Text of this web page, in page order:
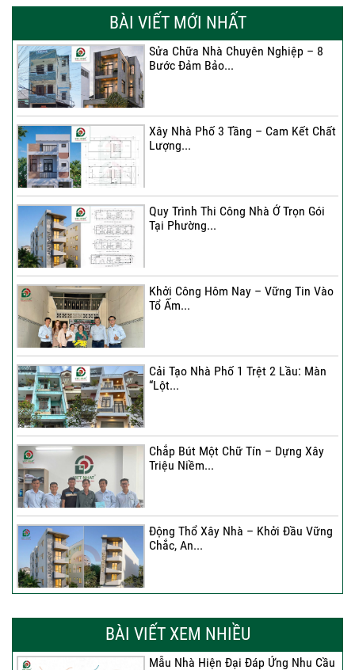
BÀI VIẾT MỚI NHẤT
Sửa Chữa Nhà Chuyên Nghiệp – 8
Bước Đảm Bảo...
Xây Nhà Phố 3 Tầng – Cam Kết Chất
Lượng...
Quy Trình Thi Công Nhà Ở Trọn Gói
Tại Phường...
Khởi Công Hôm Nay – Vững Tin Vào
Tổ Ấm...
Cải Tạo Nhà Phố 1 Trệt 2 Lầu: Màn
“Lột...
Chắp Bút Một Chữ Tín – Dựng Xây
Triệu Niềm...
Động Thổ Xây Nhà – Khởi Đầu Vững
Chắc, An...
Chắc Cho...
BÀI VIẾT XEM NHIỀU
Mẫu Nhà Hiện Đại Đáp Ứng Nhu Cầu